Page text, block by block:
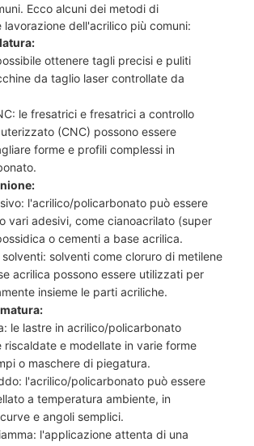
Ecco alcuni dei metodi di
dell'acrilico più comuni:
ottenere tagli precisi e puliti
da taglio laser controllate da
le fresatrici e fresatrici a controllo
(CNC) possono essere
forme e profili complessi in
l'acrilico/policarbonato può essere
vari adesivi, come cianoacrilato (super
o cementi a base acrilica.
solventi come cloruro di metilene
acrilica possono essere utilizzati per
insieme le parti acriliche.
le lastre in acrilico/policarbonato
riscaldate e modellate in varie forme
o maschere di piegatura.
l'acrilico/policarbonato può essere
a temperatura ambiente, in
e angoli semplici.
l'applicazione attenta di una